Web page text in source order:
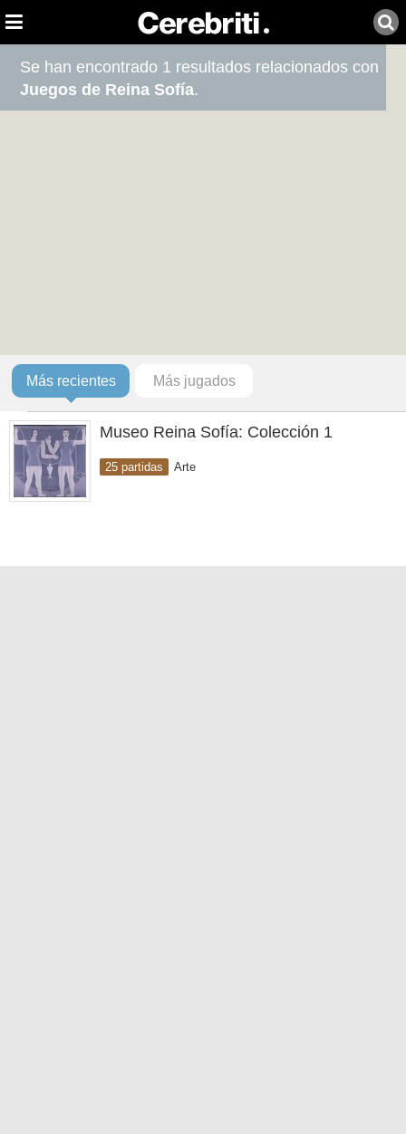
Se han encontrado 1 resultados relacionados con
Juegos de Reina Sofía.
Más recientes Más jugados
Museo Reina Sofía: Colección 1
25 partidas Arte